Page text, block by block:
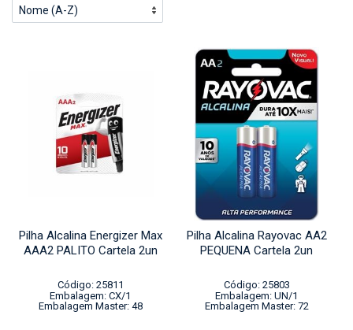
Pilha Alcalina Energizer Max
AAA2 PALITO Cartela 2un
Código: 25811
Embalagem: CX/1
Embalagem Master: 48
Pilha Alcalina Rayovac AA2
PEQUENA Cartela 2un
Código: 25803
Embalagem: UN/1
Embalagem Master: 72